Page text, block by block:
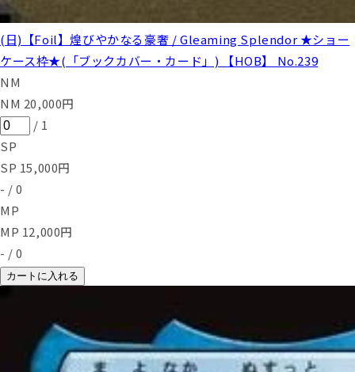
(日)【Foil】煌びやかなる豪奢 / Gleaming Splendor ★ショー
ケース枠★(「ブックカバー・カード」) 【HOB】 No.239
NM
NM 20,000円
/ 1
SP
SP 15,000円
- / 0
MP
MP 12,000円
- / 0
カートに入れる